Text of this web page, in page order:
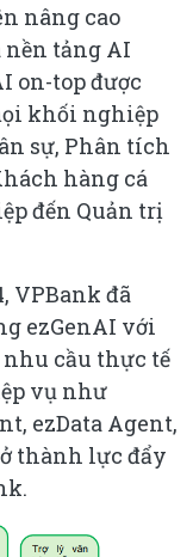
nâng cao
nền tảng AI
on-top được
khối nghiệp
sự, Phân tích
hàng cá
đến Quản trị
VPBank đã
ezGenAI với
cầu thực tế
vụ như
ezData Agent,
thành lực đẩy